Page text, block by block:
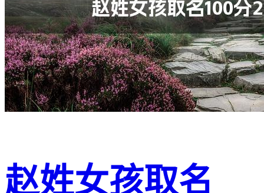
赵姓女孩取名